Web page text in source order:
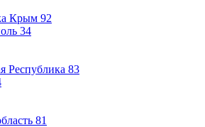
Крым 92
34
Республика 83
81